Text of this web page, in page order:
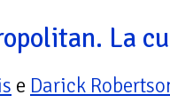
La
e Darick